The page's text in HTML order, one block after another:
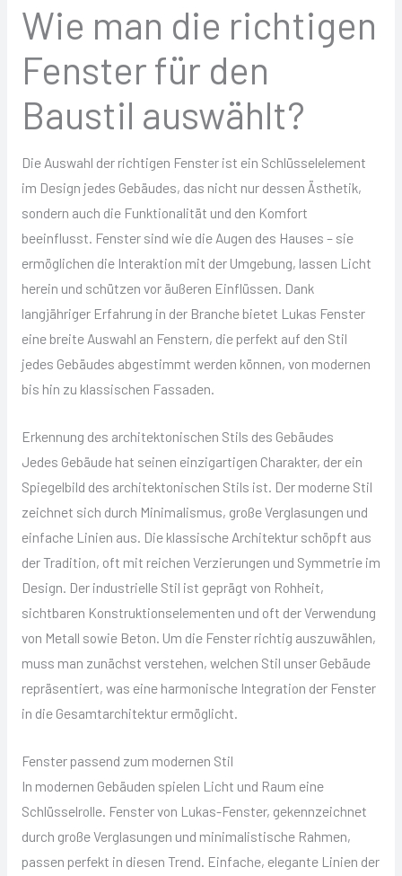
Wie man die richtigen
Fenster für den
Baustil auswählt?
Die Auswahl der richtigen Fenster ist ein Schlüsselelement
im Design jedes Gebäudes, das nicht nur dessen Ästhetik,
sondern auch die Funktionalität und den Komfort
beeinflusst. Fenster sind wie die Augen des Hauses – sie
ermöglichen die Interaktion mit der Umgebung, lassen Licht
herein und schützen vor äußeren Einflüssen. Dank
langjähriger Erfahrung in der Branche bietet Lukas Fenster
eine breite Auswahl an Fenstern, die perfekt auf den Stil
jedes Gebäudes abgestimmt werden können, von modernen
bis hin zu klassischen Fassaden.
Erkennung des architektonischen Stils des Gebäudes
Jedes Gebäude hat seinen einzigartigen Charakter, der ein
Spiegelbild des architektonischen Stils ist. Der moderne Stil
zeichnet sich durch Minimalismus, große Verglasungen und
einfache Linien aus. Die klassische Architektur schöpft aus
der Tradition, oft mit reichen Verzierungen und Symmetrie im
Design. Der industrielle Stil ist geprägt von Rohheit,
sichtbaren Konstruktionselementen und oft der Verwendung
von Metall sowie Beton. Um die Fenster richtig auszuwählen,
muss man zunächst verstehen, welchen Stil unser Gebäude
repräsentiert, was eine harmonische Integration der Fenster
in die Gesamtarchitektur ermöglicht.
Fenster passend zum modernen Stil
In modernen Gebäuden spielen Licht und Raum eine
Schlüsselrolle. Fenster von Lukas-Fenster, gekennzeichnet
durch große Verglasungen und minimalistische Rahmen,
passen perfekt in diesen Trend. Einfache, elegante Linien der